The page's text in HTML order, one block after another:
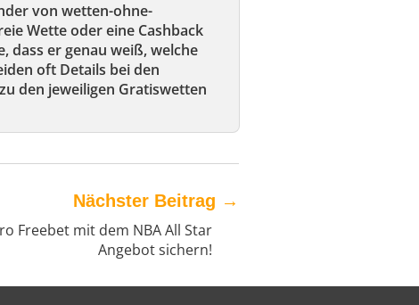
von wetten-ohne-
Wette oder eine Cashback
dass er genau weiß, welche
oft Details bei den
den jeweiligen Gratiswetten
Nächster Beitrag →
Freebet mit dem NBA All Star
Angebot sichern!